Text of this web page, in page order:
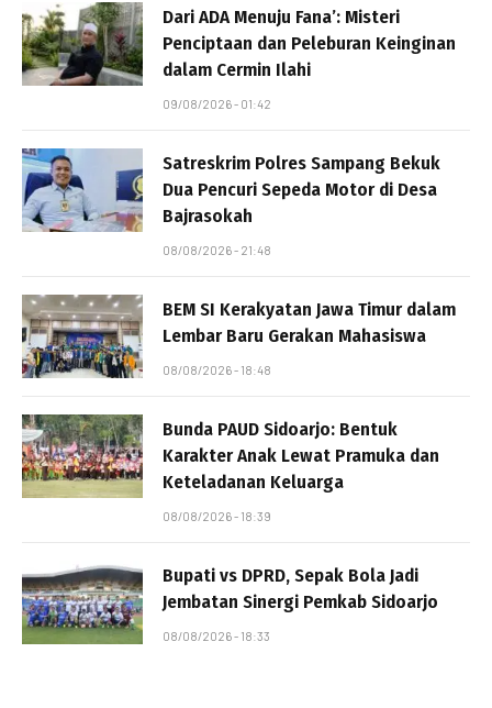
Dari ADA Menuju Fana’: Misteri
Penciptaan dan Peleburan Keinginan
dalam Cermin Ilahi
09/08/2026 - 01:42
Satreskrim Polres Sampang Bekuk
Dua Pencuri Sepeda Motor di Desa
Bajrasokah
08/08/2026 - 21:48
BEM SI Kerakyatan Jawa Timur dalam
Lembar Baru Gerakan Mahasiswa
08/08/2026 - 18:48
Bunda PAUD Sidoarjo: Bentuk
Karakter Anak Lewat Pramuka dan
Keteladanan Keluarga
08/08/2026 - 18:39
Bupati vs DPRD, Sepak Bola Jadi
Jembatan Sinergi Pemkab Sidoarjo
08/08/2026 - 18:33